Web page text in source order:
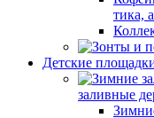
тика,
Детские
заливные